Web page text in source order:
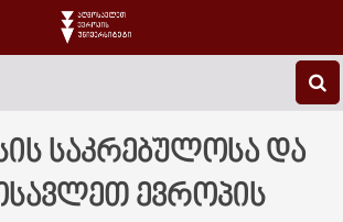
საკრებულოსა და
ევროპის